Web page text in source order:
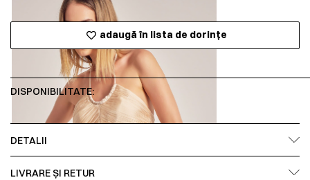
adaugă în lista de dorințe
DISPONIBILITATE:
DETALII
LIVRARE ȘI RETUR